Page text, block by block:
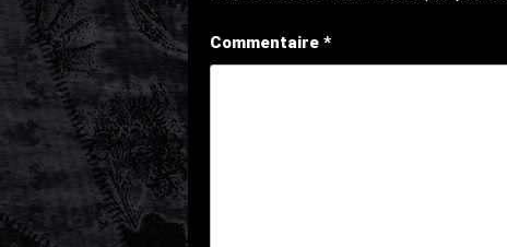
Commentaire *